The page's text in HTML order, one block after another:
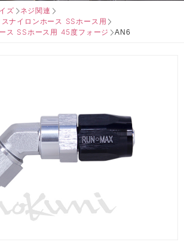
ズ
ネジ関連
ナイロンホース SSホース用
ス SSホース用 45度フォージ
AN6